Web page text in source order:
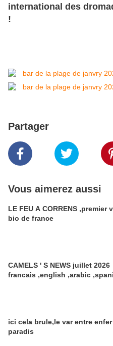
international des
!
Partager
Vous aimerez aussi
LE FEU A CORRENS ,premier
bio de france
CAMELS ' S NEWS juillet 2026
francais ,english ,arabic
ici cela brule,le var entre
paradis